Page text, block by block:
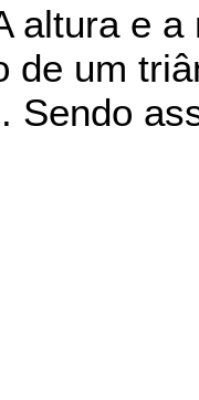
altura e
de um
Sendo